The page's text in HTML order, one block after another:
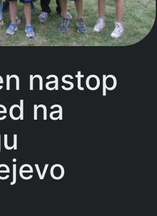
nastop
na